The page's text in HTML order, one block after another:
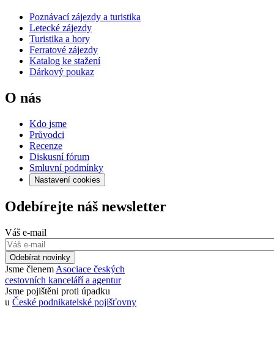
Poznávací zájezdy a turistika
Letecké zájezdy
Turistika a hory
Ferratové zájezdy
Katalog ke stažení
Dárkový poukaz
O nás
Kdo jsme
Průvodci
Recenze
Diskusní fórum
Smluvní podmínky
Nastavení cookies
Odebírejte náš newsletter
Váš e-mail
Odebírat novinky
Jsme členem Asociace českých
cestovních kanceláří a agentur
Jsme pojištěni proti úpadku
u České podnikatelské pojišťovny